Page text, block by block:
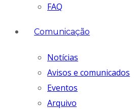
FAQ
Comunicação
Notícias
Avisos e comunicados
Eventos
Arquivo